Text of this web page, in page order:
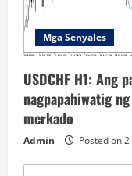
Mga Senyales
USDCHF H1: Ang
nagpapahiwatig
merkado
Admin Posted on